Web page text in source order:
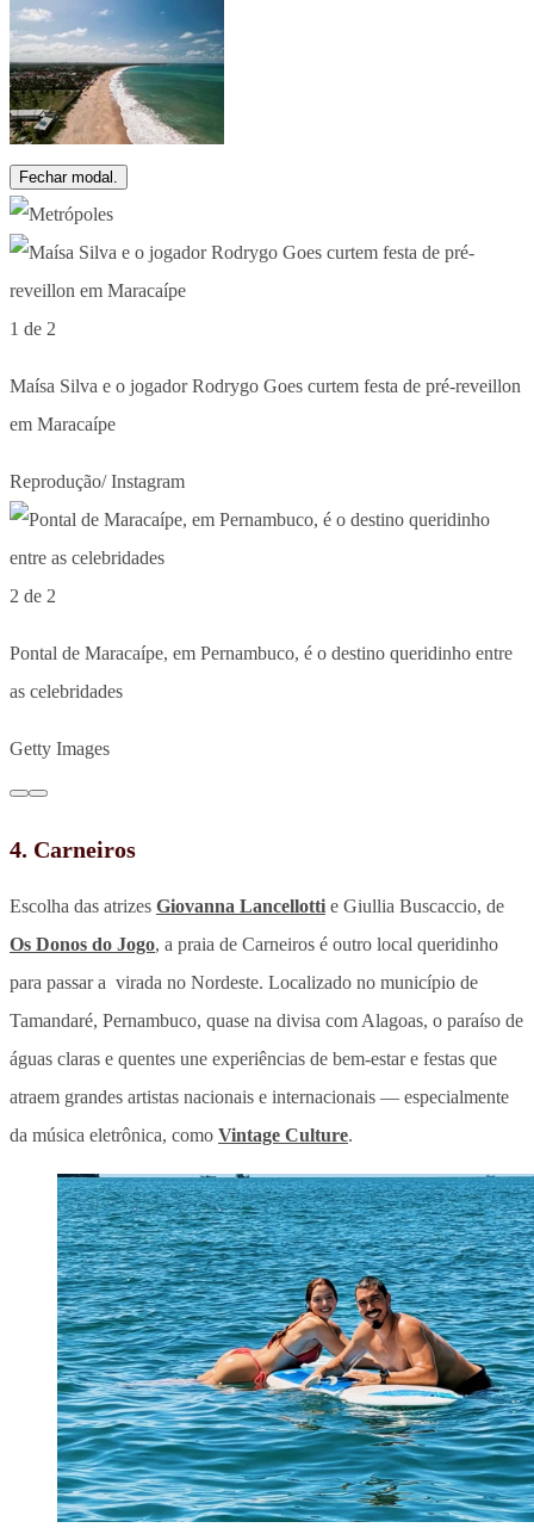
Fechar modal.
1 de 2
Maísa Silva e o jogador Rodrygo Goes curtem festa de pré-reveillon
em Maracaípe
Reprodução/ Instagram
2 de 2
Pontal de Maracaípe, em Pernambuco, é o destino queridinho entre
as celebridades
Getty Images
4. Carneiros
Escolha das atrizes Giovanna Lancellotti e Giullia Buscaccio, de
Os Donos do Jogo, a praia de Carneiros é outro local queridinho
para passar a virada no Nordeste. Localizado no município de
Tamandaré, Pernambuco, quase na divisa com Alagoas, o paraíso de
águas claras e quentes une experiências de bem-estar e festas que
atraem grandes artistas nacionais e internacionais — especialmente
da música eletrônica, como Vintage Culture.